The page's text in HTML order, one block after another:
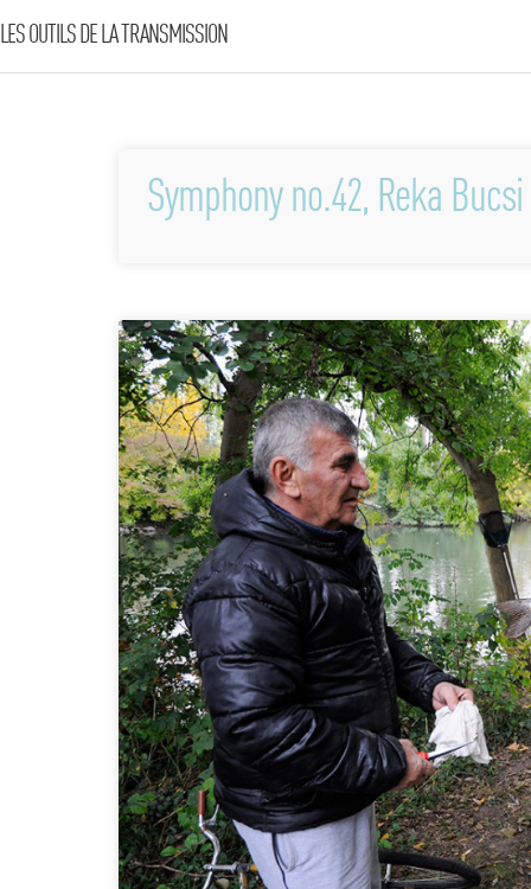
LES OUTILS DE LA TRANSMISSION
Symphony no.42, Reka Bucsi